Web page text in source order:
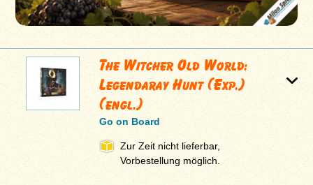
The Witcher Old World:
Legendaray Hunt (Exp.)
(engl.)
Go on Board
Zur Zeit nicht lieferbar,
Vorbestellung möglich.